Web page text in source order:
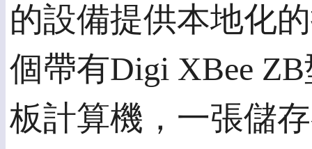
的設備提供本地化
個帶有Digi XBee
板計算機，一張儲